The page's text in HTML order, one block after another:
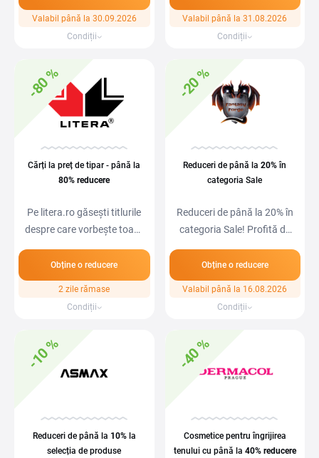
Valabil până la 30.09.2026
Condiții
Valabil până la 31.08.2026
Condiții
-80 %
Cărți la preț de tipar - până la
80% reducere
Pe litera.ro găsești titlurile
despre care vorbește toată
Obține o reducere
2 zile rămase
Condiții
-20 %
Reduceri de până la20%în
categoria Sale
Reduceri de până la 20% în
categoria Sale! Profită de
Obține o reducere
Valabil până la 16.08.2026
Condiții
-10 %
Reduceri de până la 10%la
selecția de produse
-40 %
Cosmetice pentru îngrijirea
tenului cu până la 40% reducere